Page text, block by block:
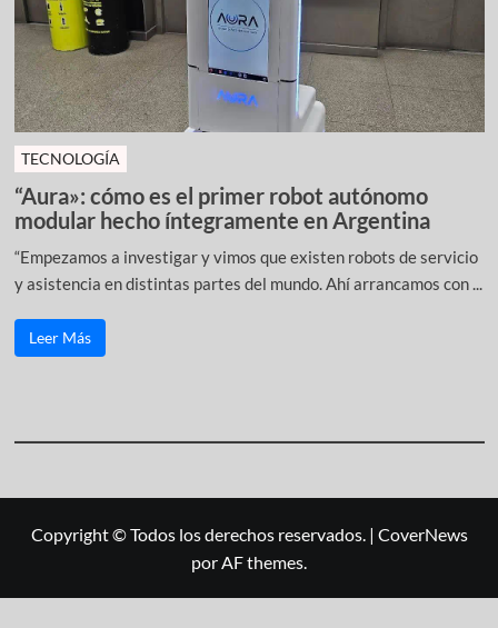
TECNOLOGÍA
“Aura»: cómo es el primer robot autónomo
modular hecho íntegramente en Argentina
“Empezamos a investigar y vimos que existen robots de servicio
y asistencia en distintas partes del mundo. Ahí arrancamos con ...
Leer Más
Copyright © Todos los derechos reservados. | CoverNews
por AF themes.